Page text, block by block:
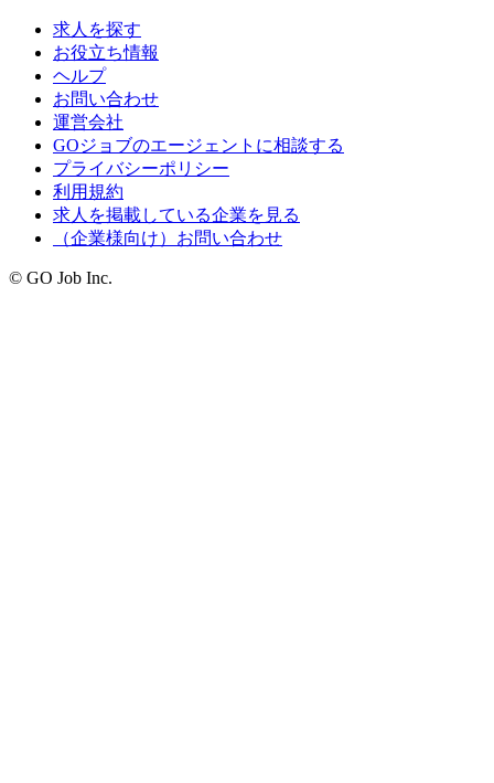
求人を探す
お役立ち情報
ヘルプ
お問い合わせ
運営会社
GOジョブのエージェントに相談する
プライバシーポリシー
利用規約
求人を掲載している企業を見る
（企業様向け）お問い合わせ
© GO Job Inc.